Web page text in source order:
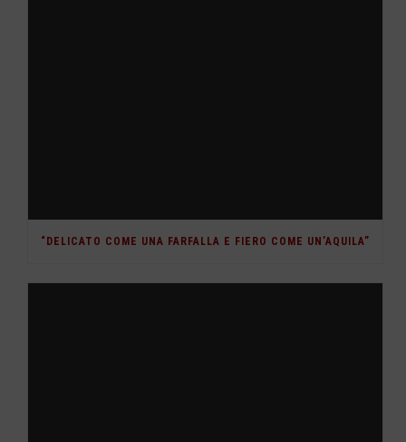
“DELICATO COME UNA FARFALLA E FIERO COME UN’AQUILA”